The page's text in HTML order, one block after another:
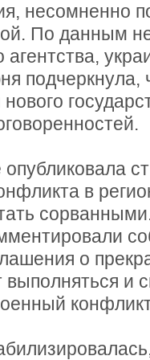
несомненно
По данным
агентства,
подчеркнула,
в
о
и